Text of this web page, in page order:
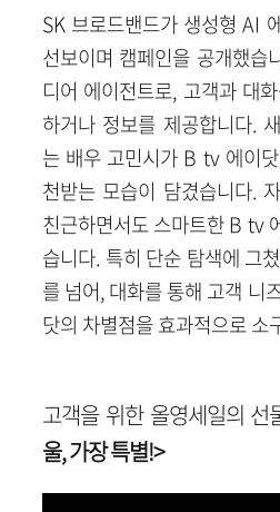
SK 브로드밴드가 생성형 AI
선보이며 캠페인을 공개했습
디어 에이전트로, 고객과 대
하거나 정보를 제공합니다.
는 배우 고민시가 B tv 에이
천받는 모습이 담겼습니다.
친근하면서도 스마트한 B tv
습니다. 특히 단순 탐색에 그
를 넘어, 대화를 통해 고객 니
닷의 차별점을 효과적으로 소
고객을 위한 올영세일의 선
울, 가장 특별!>